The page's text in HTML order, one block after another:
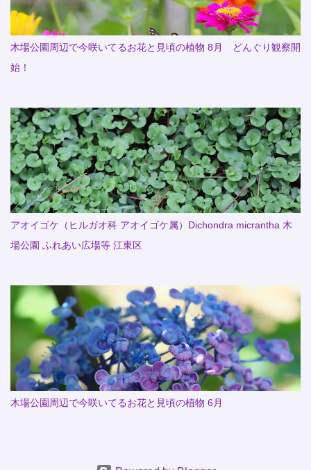
木場公園周辺で今咲いてるお花と見頃の植物 8月 どんぐり観察開
始！
アオイゴケ（ヒルガオ科 アオイゴケ属）Dichondra micrantha 木
場公園 ふれあい広場等 江東区
木場公園周辺で今咲いてるお花と見頃の植物 6月